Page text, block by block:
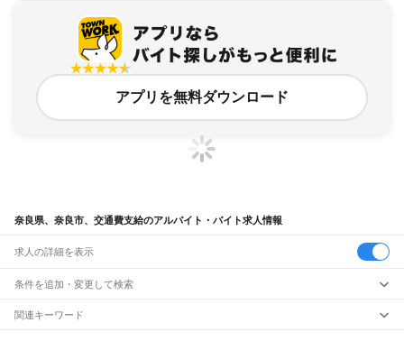
アプリを無料ダウンロード
奈良県、奈良市、交通費支給のアルバイト・バイト求人情報
求人の詳細を表示
条件を追加・変更して検索
市区町村を追加・変更
関連キーワード